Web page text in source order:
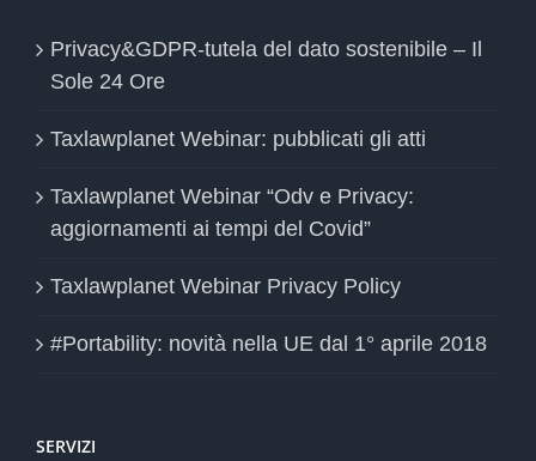
Privacy&GDPR-tutela del dato sostenibile – Il
Sole 24 Ore
Taxlawplanet Webinar: pubblicati gli atti
Taxlawplanet Webinar “Odv e Privacy:
aggiornamenti ai tempi del Covid”
Taxlawplanet Webinar Privacy Policy
#Portability: novità nella UE dal 1° aprile 2018
SERVIZI